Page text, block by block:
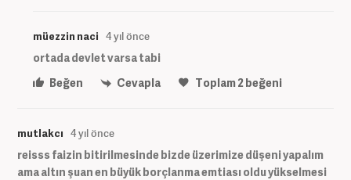
müezzin naci 4 yıl önce
ortada devlet varsa tabi
Beğen
Cevapla Toplam2 beğeni
mutlakcı 4 yıl önce
reisss faizin bitirilmesinde bizde üzerimize düşeni yapalım
ama altın şuan en büyük borçlanma emtiası oldu yükselmesi